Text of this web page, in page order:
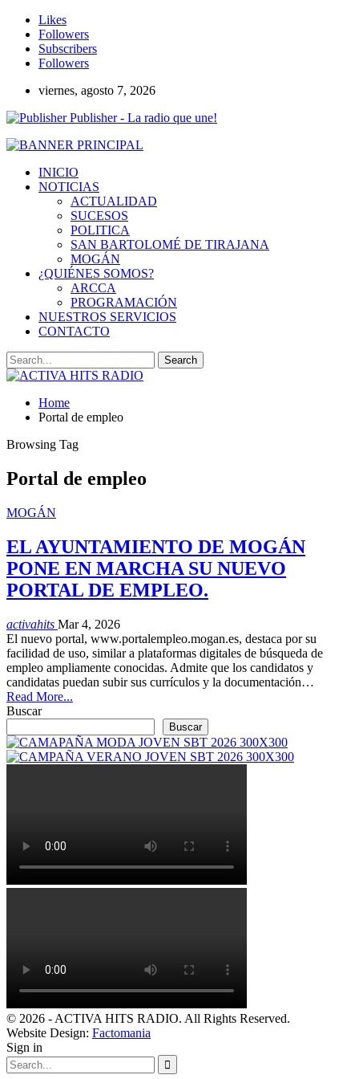
Likes
Followers
Subscribers
Followers
viernes, agosto 7, 2026
Publisher - La radio que une!
INICIO
NOTICIAS
ACTUALIDAD
SUCESOS
POLITICA
SAN BARTOLOMÉ DE TIRAJANA
MOGÁN
¿QUIÉNES SOMOS?
ARCCA
PROGRAMACIÓN
NUESTROS SERVICIOS
CONTACTO
Home
Portal de empleo
Browsing Tag
Portal de empleo
MOGÁN
EL AYUNTAMIENTO DE MOGÁN
PONE EN MARCHA SU NUEVO
PORTAL DE EMPLEO.
activahits Mar 4, 2026
El nuevo portal, www.portalempleo.mogan.es, destaca por su
facilidad de uso, similar a plataformas digitales de búsqueda de
empleo ampliamente conocidas. Admite que los candidatos y
candidatas puedan subir sus currículos y la documentación…
Read More...
Buscar
Buscar
© 2026 - ACTIVA HITS RADIO. All Rights Reserved.
Website Design: Factomania
Sign in